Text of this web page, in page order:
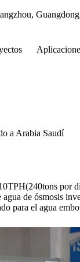
a Arabia Saudí
por
de ósmosis
para el agua